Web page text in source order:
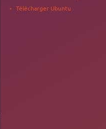
Télécharger Ubuntu